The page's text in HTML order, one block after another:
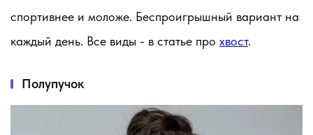
спортивнее и моложе. Беспроигрышный вариант на
каждый день. Все виды - в статье про хвост.
Полупучок